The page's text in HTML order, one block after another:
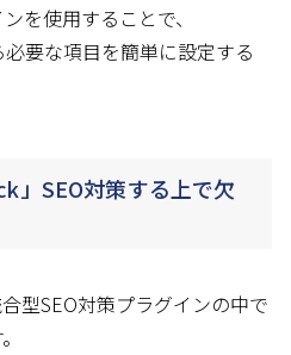
を使用することで、
要な項目を簡単に設定する
」SEO対策する上で欠
型SEO対策プラグインの中で